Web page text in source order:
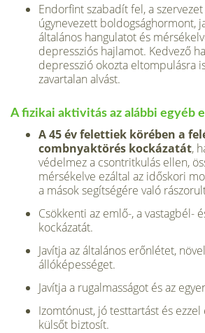
Endorfint szabadít fel, a
úgynevezett boldogsághormont,
általános hangulatot és
depressziós hajlamot. Kedvező
depresszió okozta eltompulásra
zavartalan alvást.
A fizikai aktivitás az alábbi egyéb
A 45 év felettiek körében a
combnyaktörés kockázatát,
védelmez a csontritkulás ellen,
mérsékelve ezáltal az időskori
a mások segítségére való
Csökkenti az emlő-, a vastagbél-
kockázatát.
Javítja az általános erőnlétet,
állóképességet.
Javítja a rugalmasságot és az
Izomtónust, jó testtartást és
külsőt biztosít.